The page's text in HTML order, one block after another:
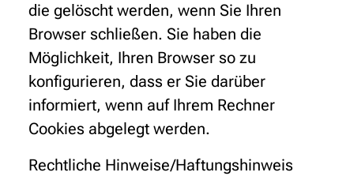
die gelöscht werden, wenn Sie Ihren
Browser schließen. Sie haben die
Möglichkeit, Ihren Browser so zu
konfigurieren, dass er Sie darüber
informiert, wenn auf Ihrem Rechner
Cookies abgelegt werden.
Rechtliche Hinweise/Haftungshinweis